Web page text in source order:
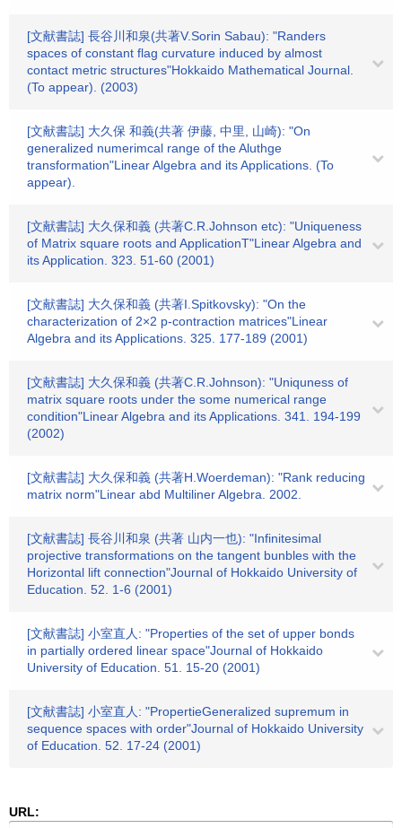
[文献書誌] 長谷川和泉(共著V.Sorin Sabau): "Randers
spaces of constant flag curvature induced by almost
contact metric structures"Hokkaido Mathematical Journal.
(To appear). (2003)
[文献書誌] 大久保 和義(共著 伊藤, 中里, 山崎): "On
generalized numerimcal range of the Aluthge
transformation"Linear Algebra and its Applications. (To
appear).
[文献書誌] 大久保和義 (共著C.R.Johnson etc): "Uniqueness
of Matrix square roots and ApplicationT"Linear Algebra and
its Application. 323. 51-60 (2001)
[文献書誌] 大久保和義 (共著I.Spitkovsky): "On the
characterization of 2×2 p-contraction matrices"Linear
Algebra and its Applications. 325. 177-189 (2001)
[文献書誌] 大久保和義 (共著C.R.Johnson): "Uniquness of
matrix square roots under the some numerical range
condition"Linear Algebra and its Applications. 341. 194-199
(2002)
[文献書誌] 大久保和義 (共著H.Woerdeman): "Rank reducing
matrix norm"Linear abd Multiliner Algebra. 2002.
[文献書誌] 長谷川和泉 (共著 山内一也): "Infinitesimal
projective transformations on the tangent bunbles with the
Horizontal lift connection"Journal of Hokkaido University of
Education. 52. 1-6 (2001)
[文献書誌] 小室直人: "Properties of the set of upper bonds
in partially ordered linear space"Journal of Hokkaido
University of Education. 51. 15-20 (2001)
[文献書誌] 小室直人: "PropertieGeneralized supremum in
sequence spaces with order"Journal of Hokkaido University
of Education. 52. 17-24 (2001)
URL: